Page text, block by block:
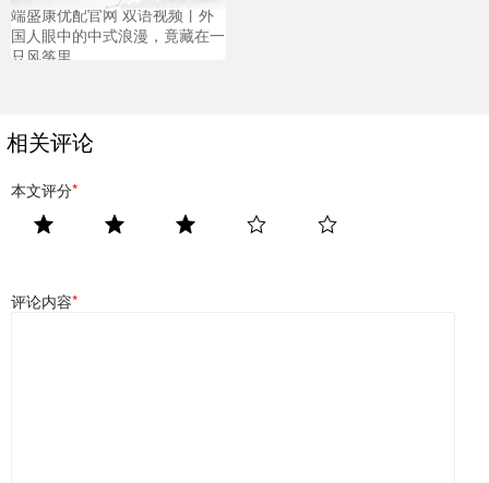
端盛康优配官网 双语视频丨外
国人眼中的中式浪漫，竟藏在一
只风筝里
相关评论
本文评分*
评论内容*